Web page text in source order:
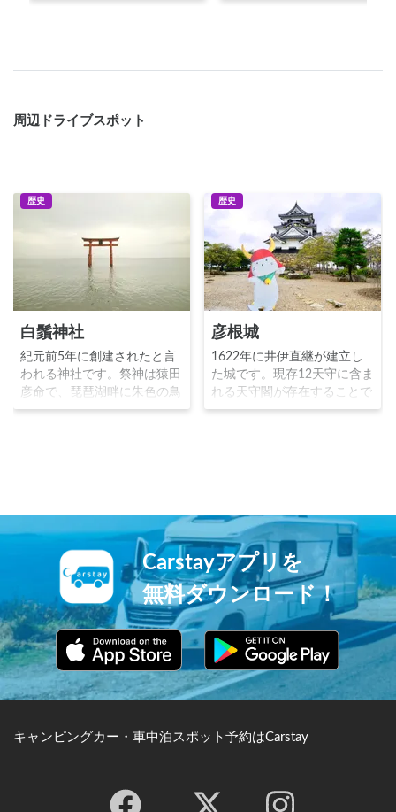
周辺ドライブスポット
歴史
白鬚神社
紀元前5年に創建されたと言
われる神社です。祭神は猿田
彦命で、琵琶湖畔に朱色の鳥
居を浮かべることから「近江
うになったと言われていま
す。
歴史
彦根城
1622年に井伊直継が建立し
た城です。現存12天守に含ま
れる天守閣が存在することで
有名で、天守が国宝指定され
とが出来ます。
Carstayアプリを
無料ダウンロード！
キャンピングカー・車中泊スポット予約はCarstay